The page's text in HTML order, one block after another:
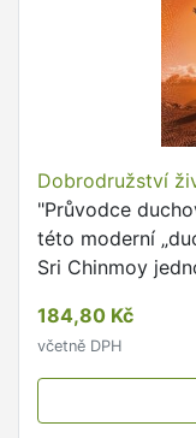
Dobrodružství
"Průvodce
této moderní
Sri Chinmoy
dnešní …
184,80 Kč
včetně DPH